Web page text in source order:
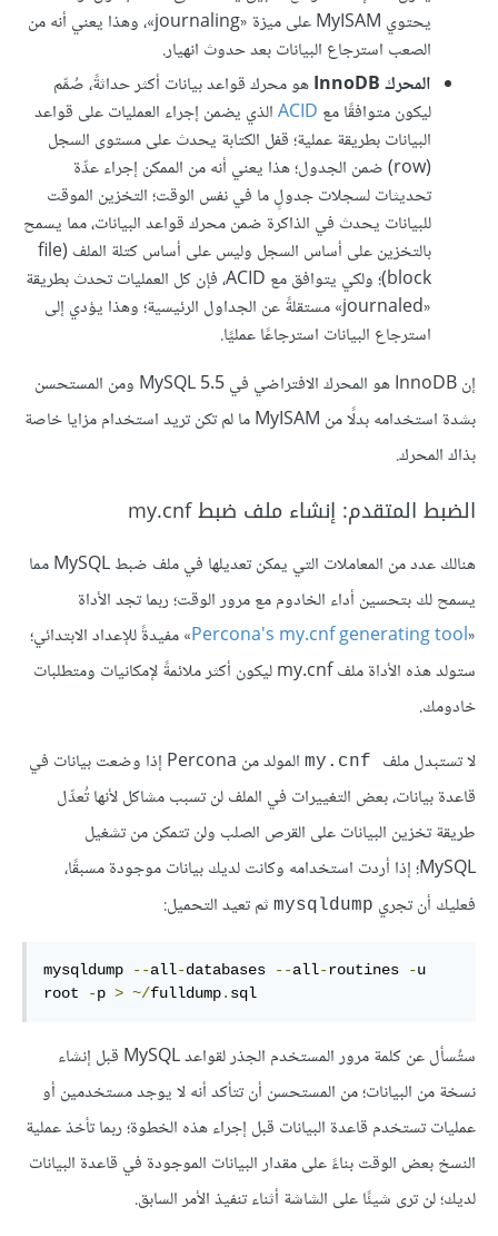
يحتوي MyISAM على ميزة «journaling»، وهذا يعني أنه من
الصعب استرجاع البيانات بعد حدوث انهيار.
المحرك InnoDB
هو محرك قواعد بيانات أكثر حداثةً، صُمِّم
ليكون متوافقًا مع ACIDالذي يضمن إجراء العمليات على قواعد
البيانات بطريقة عملية؛ قفل الكتابة يحدث على مستوى السجل
(row) ضمن الجدول؛ هذا يعني أنه من الممكن إجراء عدِّة
تحديثات لسجلات جدولٍ ما في نفس الوقت؛ التخزين الموقت
للبيانات يحدث في الذاكرة ضمن محرك قواعد البيانات، مما يسمح
بالتخزين على أساس السجل وليس على أساس كتلة الملف (file
block)؛ ولكي يتوافق مع ACID، فإن كل العمليات تحدث بطريقة
«journaled» مستقلةً عن الجداول الرئيسية؛ وهذا يؤدي إلى
استرجاع البيانات استرجاعًا عمليًا.
إن InnoDB هو المحرك الافتراضي في MySQL 5.5 ومن المستحسن
بشدة استخدامه بدلًا من MyISAM ما لم تكن تريد استخدام مزايا خاصة
بذاك المحرك.
الضبط المتقدم: إنشاء ملف ضبط my.cnf
هنالك عدد من المعاملات التي يمكن تعديلها في ملف ضبط MySQL مما
يسمح لك بتحسين أداء الخادوم مع مرور الوقت؛ ربما تجد الأداة
«
Percona's my.cnf generating tool» مفيدةً للإعداد الابتدائي؛
ستولد هذه الأداة ملف my.cnf ليكون أكثر ملائمةً لإمكانيات ومتطلبات
خادومك.
لا تستبدل ملف
المولد من Percona إذا وضعت بيانات في
قاعدة بيانات، بعض التغييرات في الملف لن تسبب مشاكل لأنها تُعدِّل
طريقة تخزين البيانات على القرص الصلب ولن تتمكن من تشغيل
MySQL؛ إذا أردت استخدامه وكانت لديك بيانات موجودة مسبقًا،
فعليك أن تجري mysqldump ثم تعيد التحميل:
mysqldump --all-databases --all-routines -u
root
-p > ~/fulldump. sql
ستُسأل عن كلمة مرور المستخدم الجذر لقواعد MySQL قبل إنشاء
نسخة من البيانات؛ من المستحسن أن تتأكد أنه لا يوجد مستخدمين أو
عمليات تستخدم قاعدة البيانات قبل إجراء هذه الخطوة؛ ربما تأخذ عملية
النسخ بعض الوقت بناءً على مقدار البيانات الموجودة في قاعدة البيانات
لديك؛ لن ترى شيئًا على الشاشة أثناء تنفيذ الأمر السابق.